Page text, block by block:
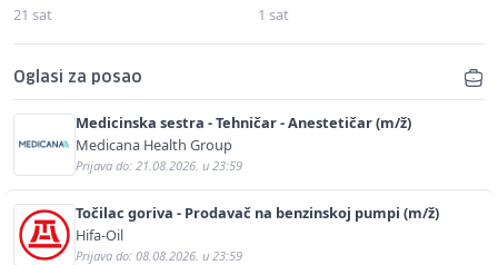
21 sat 1 sat
Oglasi za posao
Medicinska sestra - Tehničar - Anestetičar (m/ž)
Medicana Health Group
Prijava do: 21.08.2026. u 23:59
Točilac goriva - Prodavač na benzinskoj pumpi (m/ž)
Hifa-Oil
Prijava do: 08.08.2026. u 23:59